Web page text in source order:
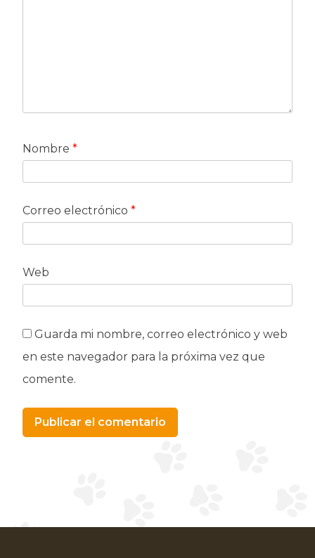
Nombre *
Correo electrónico *
Web
Guarda mi nombre, correo electrónico y web
en este navegador para la próxima vez que
comente.